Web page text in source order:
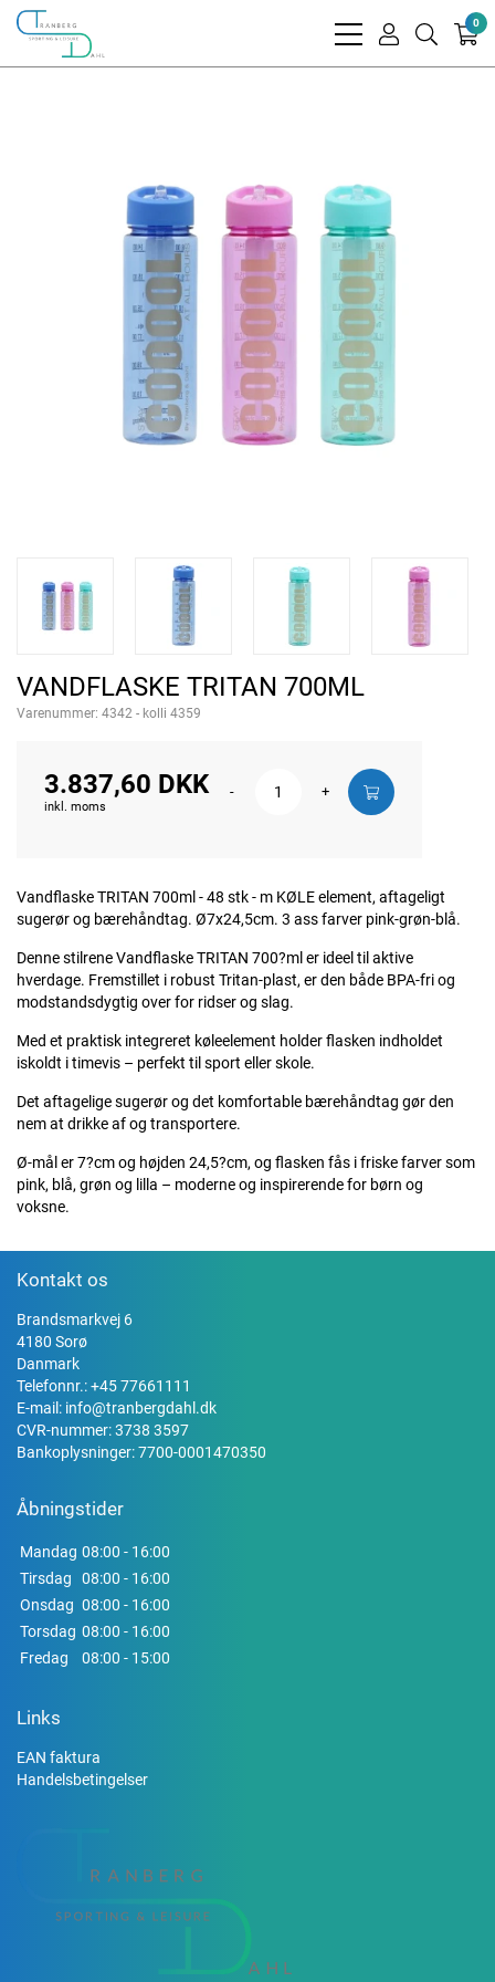
bars
user
search
0
VANDFLASKE TRITAN 700ML
Varenummer: 4342 - kolli 4359
3.837,60 DKK
inkl. moms
- +
Vandflaske TRITAN 700ml - 48 stk - m KØLE element, aftageligt
sugerør og bærehåndtag. Ø7x24,5cm. 3 ass farver pink-grøn-blå.
Denne stilrene Vandflaske TRITAN 700?ml er ideel til aktive
hverdage. Fremstillet i robust Tritan-plast, er den både BPA-fri og
modstandsdygtig over for ridser og slag.
Med et praktisk integreret køleelement holder flasken indholdet
iskoldt i timevis – perfekt til sport eller skole.
Det aftagelige sugerør og det komfortable bærehåndtag gør den
nem at drikke af og transportere.
Ø-mål er 7?cm og højden 24,5?cm, og flasken fås i friske farver som
pink, blå, grøn og lilla – moderne og inspirerende for børn og
voksne.
Kontakt os
Brandsmarkvej 6
4180 Sorø
Danmark
Telefonnr.:+45 77661111
E-mail: info@tranbergdahl.dk
CVR-nummer: 3738 3597
Bankoplysninger: 7700-0001470350
Åbningstider
Mandag 08:00 - 16:00
Tirsdag
08:00 - 16:00
Onsdag 08:00 - 16:00
Torsdag 08:00 - 16:00
Fredag
08:00 - 15:00
Links
EAN faktura
Handelsbetingelser